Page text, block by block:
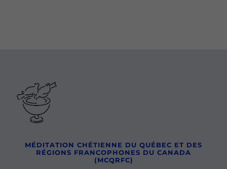
MÉDITATION CHÉTIENNE DU QUÉBEC ET DES
RÉGIONS FRANCOPHONES DU CANADA
(MCQRFC)